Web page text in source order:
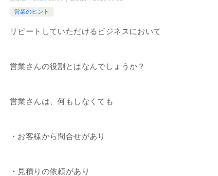
営業のヒント
リピートしていただけるビジネスにおいて
営業さんの役割とはなんでしょうか？
営業さんは、何もしなくても
・お客様から問合せがあり
・見積りの依頼があり